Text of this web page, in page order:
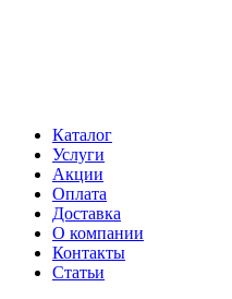
Каталог
Услуги
Акции
Оплата
Доставка
О компании
Контакты
Статьи